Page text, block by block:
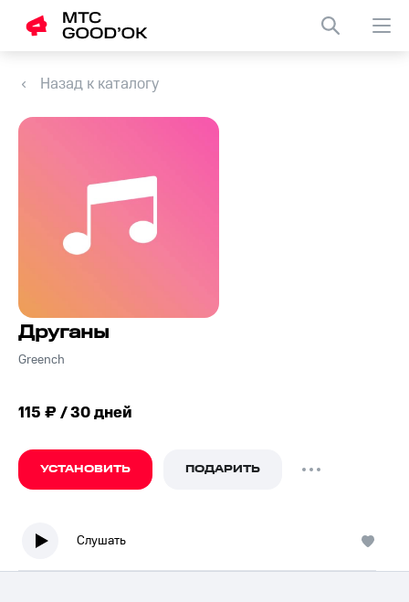
Назад к каталогу
Друганы
Greench
115 ₽ / 30 дней
УСТАНОВИТЬ ПОДАРИТЬ
Слушать